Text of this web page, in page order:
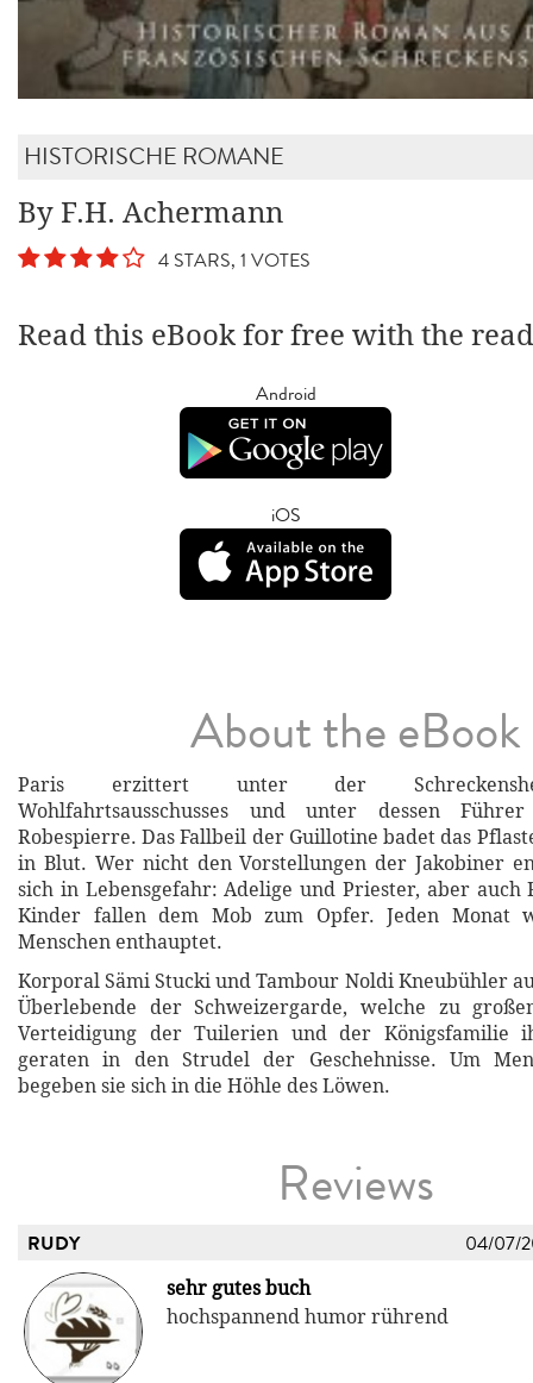
HISTORISCHE ROMANE
By F.H. Achermann
4 STARS, 1 VOTES
Read this eBook for free with the
Android
iOS
About the eBook
Paris erzittert unter der
Wohlfahrtsausschusses und unter dessen
Robespierre. Das Fallbeil der Guillotine badet das
in Blut. Wer nicht den Vorstellungen der Jakobiner
sich in Lebensgefahr: Adelige und Priester, aber auch
Kinder fallen dem Mob zum Opfer. Jeden Monat
Menschen enthauptet.
Korporal Sämi Stucki und Tambour Noldi Kneubühler
Überlebende der Schweizergarde, welche zu
Verteidigung der Tuilerien und der Königsfamilie
geraten in den Strudel der Geschehnisse. Um
begeben sie sich in die Höhle des Löwen.
Reviews
RUDY 04/07/
sehr gutes buch
hochspannend humor rührend